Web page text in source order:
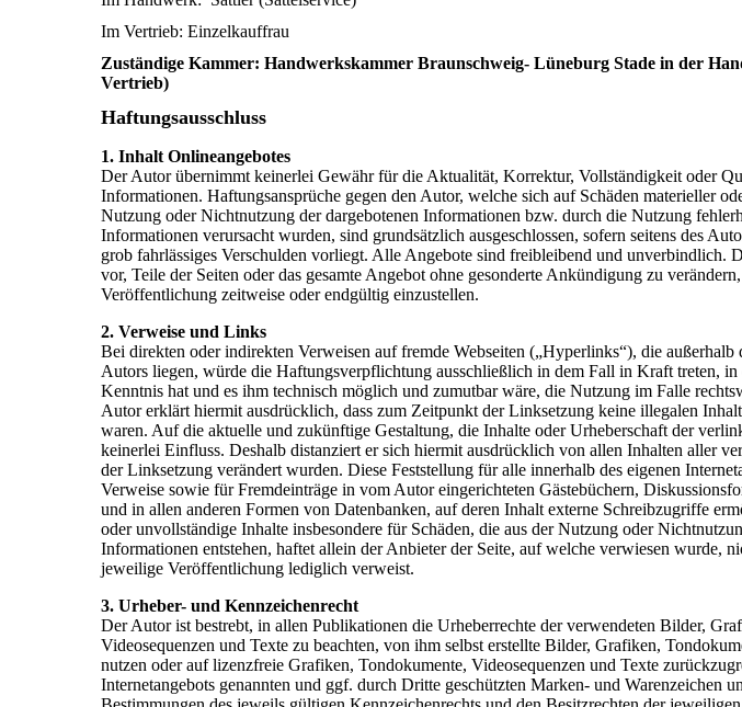
Im Vertrieb: Einzelkauffrau
Zuständige Kammer: Handwerkskammer Braunschweig- Lüneburg Stade in der
Vertrieb)
Haftungsausschluss
1. Inhalt Onlineangebotes
Der Autor übernimmt keinerlei Gewähr für die Aktualität, Korrektur, Vollständigkeit oder
Informationen. Haftungsansprüche gegen den Autor, welche sich auf Schäden materieller
Nutzung oder Nichtnutzung der dargebotenen Informationen bzw. durch die Nutzung
Informationen verursacht wurden, sind grundsätzlich ausgeschlossen, sofern seitens des
grob fahrlässiges Verschulden vorliegt. Alle Angebote sind freibleibend und unverbindlich.
vor, Teile der Seiten oder das gesamte Angebot ohne gesonderte Ankündigung zu
Veröffentlichung zeitweise oder endgültig einzustellen.
2. Verweise und Links
Bei direkten oder indirekten Verweisen auf fremde Webseiten („Hyperlinks“), die außerhalb
Autors liegen, würde die Haftungsverpflichtung ausschließlich in dem Fall in Kraft treten,
Kenntnis hat und es ihm technisch möglich und zumutbar wäre, die Nutzung im Falle
Autor erklärt hiermit ausdrücklich, dass zum Zeitpunkt der Linksetzung keine illegalen
waren. Auf die aktuelle und zukünftige Gestaltung, die Inhalte oder Urheberschaft der
keinerlei Einfluss. Deshalb distanziert er sich hiermit ausdrücklich von allen Inhalten aller
der Linksetzung verändert wurden. Diese Feststellung für alle innerhalb des eigenen
Verweise sowie für Fremdeinträge in vom Autor eingerichteten Gästebüchern,
und in allen anderen Formen von Datenbanken, auf deren Inhalt externe Schreibzugriffe
oder unvollständige Inhalte insbesondere für Schäden, die aus der Nutzung oder
Informationen entstehen, haftet allein der Anbieter der Seite, auf welche verwiesen wurde,
jeweilige Veröffentlichung lediglich verweist.
3. Urheber- und Kennzeichenrecht
Der Autor ist bestrebt, in allen Publikationen die Urheberrechte der verwendeten Bilder,
Videosequenzen und Texte zu beachten, von ihm selbst erstellte Bilder, Grafiken,
nutzen oder auf lizenzfreie Grafiken, Tondokumente, Videosequenzen und Texte
Internetangebots genannten und ggf. durch Dritte geschützten Marken- und Warenzeichen